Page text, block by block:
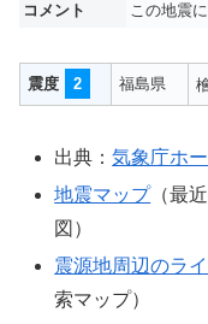
コメント
この地震
震度 2 福島県
出典：気象庁ホ
地震マップ（最
図）
震源地周辺のラ
索マップ）